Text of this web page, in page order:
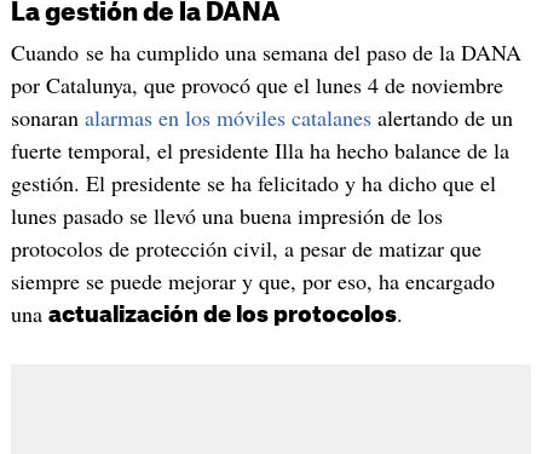
La gestión de la DANA
Cuando se ha cumplido una semana del paso de la DANA
por Catalunya, que provocó que el lunes 4 de noviembre
sonaran alarmas en los móviles catalanesalertando de un
fuerte temporal, el presidente Illa ha hecho balance de la
gestión. El presidente se ha felicitado y ha dicho que el
lunes pasado se llevó una buena impresión de los
protocolos de protección civil, a pesar de matizar que
siempre se puede mejorar y que, por eso, ha encargado
una actualización de los protocolos.